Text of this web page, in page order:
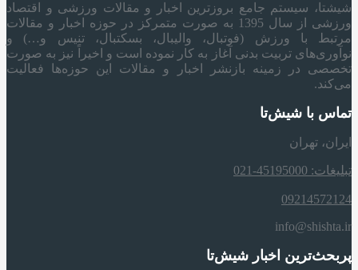
شیشتا، سیستم جامع بروزترین اخبار و مقالات ورزشی و اقتصاد
ورزشی از سال 1395 به صورت متمرکز در حوزه اخبار و مقالات
مرتبط با ورزش (فوتبال، والیبال، بسکتبال، تنیس و…) و
نوآوری‌های تربیت بدنی آغاز به کار نموده است و اخیراً نیز به صورت
تخصصی در زمینه بازنشر اخبار و مقالات این حوزه‌ها فعالیت
می‌کند.
تماس با شیش‌تا
ایران، تهران
تبلیغات: 45195000-021
09214572124
info@shishta.ir
پربحث‌ترین اخبار شیش‌تا